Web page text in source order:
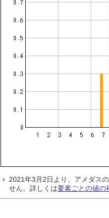
2021年3月2日より、アメダス
せん。詳しくは要素ごとの値の